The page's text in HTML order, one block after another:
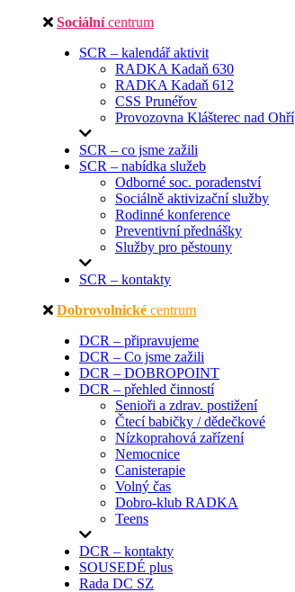
Sociální centrum
SCR – kalendář aktivit
RADKA Kadaň 630
RADKA Kadaň 612
CSS Prunéřov
Provozovna Klášterec nad Ohří
SCR – co jsme zažili
SCR – nabídka služeb
Odborné soc. poradenství
Sociálně aktivizační služby
Rodinné konference
Preventivní přednášky
Služby pro pěstouny
SCR – kontakty
Dobrovolnické centrum
DCR – připravujeme
DCR – Co jsme zažili
DCR – DOBROPOINT
DCR – přehled činností
Senioři a zdrav. postižení
Čtecí babičky / dědečkové
Nízkoprahová zařízení
Nemocnice
Canisterapie
Volný čas
Dobro-klub RADKA
Teens
DCR – kontakty
SOUSEDÉ plus
Rada DC SZ